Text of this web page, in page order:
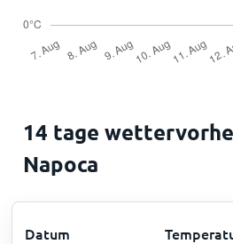
14 tage
Napoca
Datum